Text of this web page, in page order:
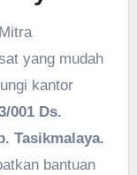
yang mudah
kantor
001 Ds.
Tasikmalaya.
bantuan